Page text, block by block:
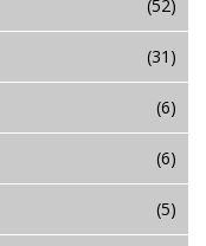
(52)
(31)
(6)
(6)
(5)